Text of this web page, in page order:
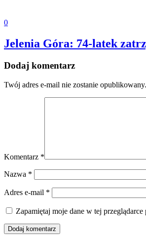
0
Jelenia Góra: 74-latek
Dodaj komentarz
Twój adres e-mail nie zostanie opublikowany.
Komentarz *
Nazwa *
Adres e-mail *
Zapamiętaj moje dane w tej